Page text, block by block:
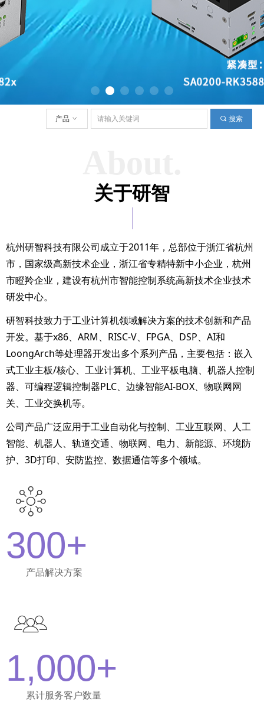
杭州研智科技有限公司成立于2011年，总部位于浙江省杭州
市，国家级高新技术企业，浙江省专精特新中小企业，杭州
市瞪羚企业，建设有杭州市智能控制系统高新技术企业技术
研发中心。
研智科技致力于工业计算机领域解决方案的技术创新和产品
开发。基于x86、ARM、RISC-V、FPGA、DSP、AI和
LoongArch等处理器开发出多个系列产品，主要包括：嵌入
式工业主板/核心、工业计算机、工业平板电脑、机器人控制
器、可编程逻辑控制器PLC、边缘智能AI-BOX、物联网网
关、工业交换机等。
公司产品广泛应用于工业自动化与控制、工业互联网、人工
智能、机器人、轨道交通、物联网、电力、新能源、环境防
护、3D打印、安防监控、数据通信等多个领域。
关于研智
产品解决方案
300+
累计服务客户数量
1,000+
끠 搜索
产品 ꀁ